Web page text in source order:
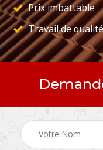
Prix imbattable
Travail de qualité